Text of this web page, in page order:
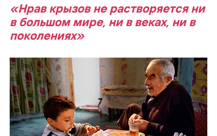
«Нрав крызов не растворяется ни
в большом мире, ни в веках, ни в
поколениях»